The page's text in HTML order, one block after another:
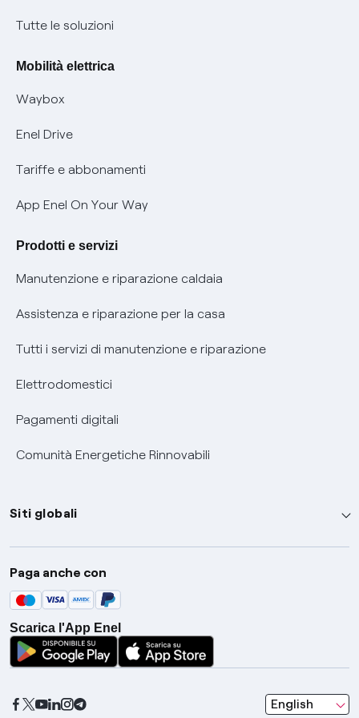
Condizioni generali di contratto prodotti e servizi
Informativa RAEE
Informativa Privacy AI
Nuove regole europee per la protezione dei dati
Offerte Placet non vulnerabili
Offerta Tutela Vulnerabilità Gas
Mobilità Elettrica
Phishing e truffe online
Verifica chi ti ha chiamato
Agevolazione utenti con disabilità per offerte Fibra
Informativa RAEE
Tutte le soluzioni
Mobilità elettrica
Waybox
Enel Drive
Tariffe e abbonamenti
App Enel On Your Way
Prodotti e servizi
Manutenzione e riparazione caldaia
Assistenza e riparazione per la casa
Tutti i servizi di manutenzione e riparazione
Elettrodomestici
Pagamenti digitali
Comunità Energetiche Rinnovabili
Siti globali
Enel Group
Enel Green Power
Global Trading
Global Procurement
Gridspertise
Paga anche con
Scarica l'App Enel
English
seleziona una